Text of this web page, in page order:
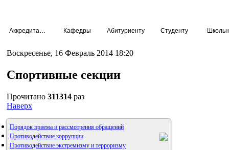
Кафедры Абитуриенту Студенту
Воскресенье, 16 Февраль 2014 18:20
Спортивные секции
Прочитано 311314 раз
Наверх
Порядок приема и рассмотрения обращений
Противодействие коррупции
Противодействие экстремизму и терроризму